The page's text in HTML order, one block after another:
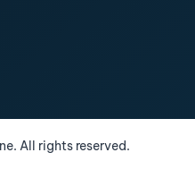
All rights reserved.